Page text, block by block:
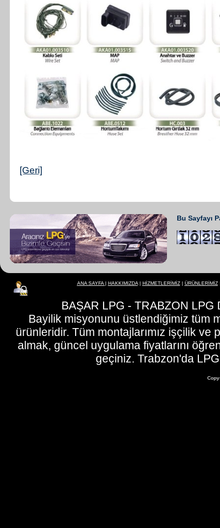
[Geri]
Bu Sayfayı
ANA SAYFA| HAKKIMIZDA| HİZMETLERİMİZ| ÜRÜNLERİMİZ
BAŞAR LPG - TRABZON
Bayilik misyonunu üstlendiğimiz tüm
ürünleridir. Tüm montajlarımız işçilik ve
almak, güncel uygulama fiyatlarını
geçiniz. Trabzon'da